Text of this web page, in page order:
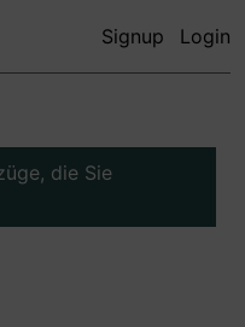
Signup Login
die Sie